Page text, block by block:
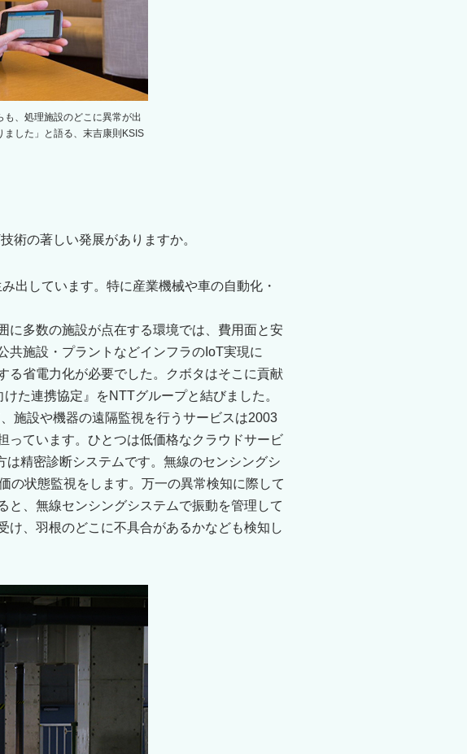
も、処理施設のどこに異常が出
した」と語る、末吉康則KSIS
の著しい発展がありますか。
出しています。特に産業機械や車の自動化・
に多数の施設が点在する環境では、費用面と安
共施設・プラントなどインフラのIoT実現に
る省電力化が必要でした。クボタはそこに貢献
た連携協定』をNTTグループと結びました。
施設や機器の遠隔監視を行うサービスは2003
っています。ひとつは低価格なクラウドサービ
精密診断システムです。無線のセンシングシ
の状態監視をします。万一の異常検知に際して
と、無線センシングシステムで振動を管理して
け、羽根のどこに不具合があるかなども検知し